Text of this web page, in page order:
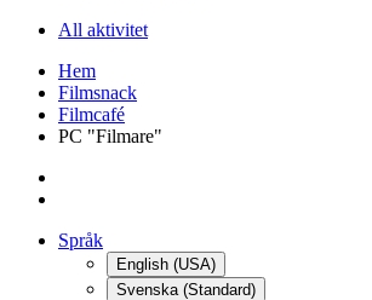
All aktivitet
Hem
Filmsnack
Filmcafé
PC "Filmare"
Språk
English (USA)
Svenska (Standard)